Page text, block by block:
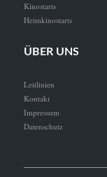
Kinostarts
Heimkinostarts
ÜBER UNS
Leitlinien
Kontakt
Impressum
Datenschutz